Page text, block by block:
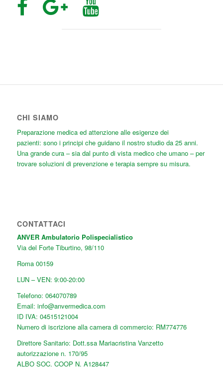
CHI SIAMO
Preparazione medica ed attenzione alle esigenze dei
pazienti: sono i principi che guidano il nostro studio da 25 anni.
Una grande cura – sia dal punto di vista medico che umano – per
trovare soluzioni di prevenzione e terapia sempre su misura.
CONTATTACI
ANVER Ambulatorio Polispecialistico
Via del Forte Tiburtino, 98/110
Roma 00159
LUN – VEN: 9:00-20:00
Telefono: 064070789
Email: info@anvermedica.com
ID IVA: 04515121004
Numero di iscrizione alla camera di commercio: RM774776
Direttore Sanitario: Dott.ssa Mariacristina Vanzetto
autorizzazione n. 170/95
ALBO SOC. COOP N. A128447